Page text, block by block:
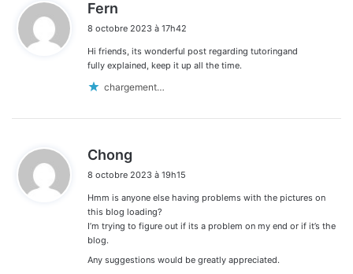
Fern
t
:
8 octobre 2023 à 17h42
Hi friends, its wonderful post regarding tutoringand
fully explained, keep it up all the time.
chargement…
Chong
t
:
8 octobre 2023 à 19h15
Hmm is anyone else having problems with the pictures on
this blog loading?
I’m trying to figure out if its a problem on my end or if it’s the
blog.
Any suggestions would be greatly appreciated.